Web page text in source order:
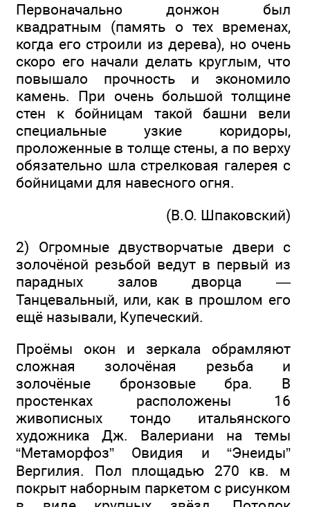
Первоначально донжон был
квадратным (память о тех временах,
когда его строили из дерева), но очень
скоро его начали делать круглым, что
повышало прочность и экономило
камень. При очень большой толщине
стен к бойницам такой башни вели
специальные узкие коридоры,
проложенные в толще стены, а по верху
обязательно шла стрелковая галерея с
бойницами для навесного огня.
(В.О. Шпаковский)
2) Огромные двустворчатые двери с
золочёной резьбой ведут в первый из
парадных залов дворца —
Танцевальный, или, как в прошлом его
ещё называли, Купеческий.
Проёмы окон и зеркала обрамляют
сложная золочёная резьба и
золочёные бронзовые бра. В
простенках расположены 16
живописных тондо итальянского
художника Дж. Валериани на темы
“Метаморфоз” Овидия и “Энеиды”
Вергилия. Пол площадью 270 кв. м
покрыт наборным паркетом с рисунком